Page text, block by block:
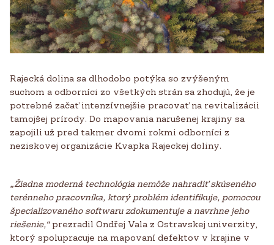
Rajecká dolina sa dlhodobo potýka so zvýšeným
suchom a odborníci zo všetkých strán sa zhodujú, že je
potrebné začať intenzívnejšie pracovať na revitalizácii
tamojšej prírody. Do mapovania narušenej krajiny sa
zapojili už pred takmer dvomi rokmi odborníci z
neziskovej organizácie Kvapka Rajeckej doliny.
„Žiadna moderná technológia nemôže nahradiť skúseného
terénneho pracovníka, ktorý problém identifikuje, pomocou
špecializovaného softwaru zdokumentuje a navrhne jeho
riešenie,“prezradil Ondřej Vala z Ostravskej univerzity,
ktorý spolupracuje na mapovaní defektov v krajine v